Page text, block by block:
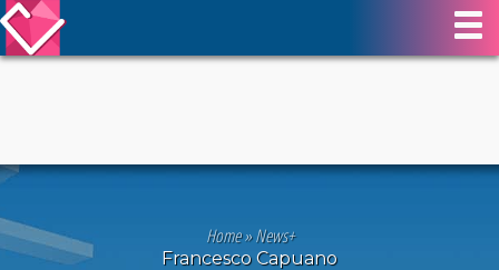
Home»News+
Francesco Capuano